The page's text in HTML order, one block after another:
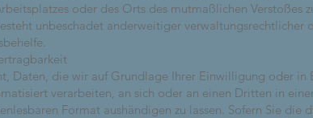
oder des Orts des mutmaßlichen Verstoßes
unbeschadet anderweitiger verwaltungsrechtlicher
Daten, die wir auf Grundlage Ihrer Einwilligung oder in
verarbeiten, an sich oder an einen Dritten in
Format aushändigen zu lassen. Sofern Sie die